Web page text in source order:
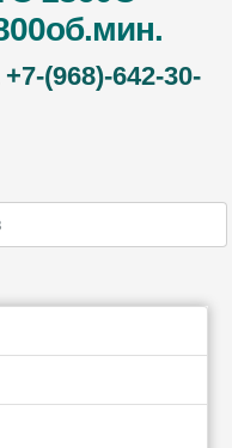
+7-(968)-642-30-